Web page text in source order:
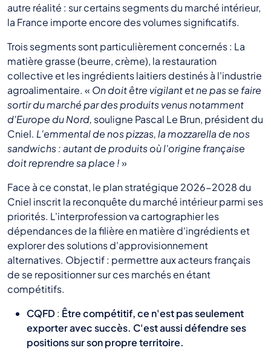
autre réalité : sur certains segments du marché intérieur,
la France importe encore des volumes significatifs.
Trois segments sont particulièrement concernés : La
matière grasse (beurre, crème), la restauration
collective et les ingrédients laitiers destinés à l'industrie
agroalimentaire. « On doit être vigilant et ne pas se faire
sortir du marché par des produits venus notamment
d'Europe du Nord, souligne Pascal Le Brun, président du
Cniel. L'emmental de nos pizzas, la mozzarella de nos
sandwichs : autant de produits où l'origine française
doit reprendre sa place !»
Face à ce constat, le plan stratégique 2026-2028 du
Cniel inscrit la reconquête du marché intérieur parmi ses
priorités. L'interprofession va cartographier les
dépendances de la filière en matière d'ingrédients et
explorer des solutions d'approvisionnement
alternatives. Objectif : permettre aux acteurs français
de se repositionner sur ces marchés en étant
compétitifs.
CQFD: Être compétitif, ce n'est pas seulement
exporter avec succès. C'est aussi défendre ses
positions sur son propre territoire.